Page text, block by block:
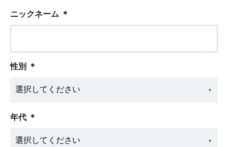
ニックネーム ＊
性別 ＊
年代 ＊